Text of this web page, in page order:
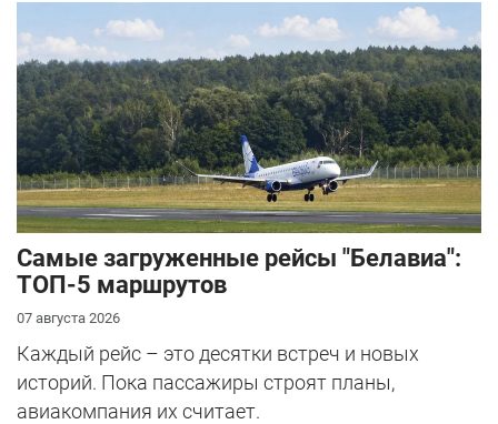
Самые загруженные рейсы "Белавиа":
ТОП-5 маршрутов
07 августа 2026
Каждый рейс – это десятки встреч и новых
историй. Пока пассажиры строят планы,
авиакомпания их считает.